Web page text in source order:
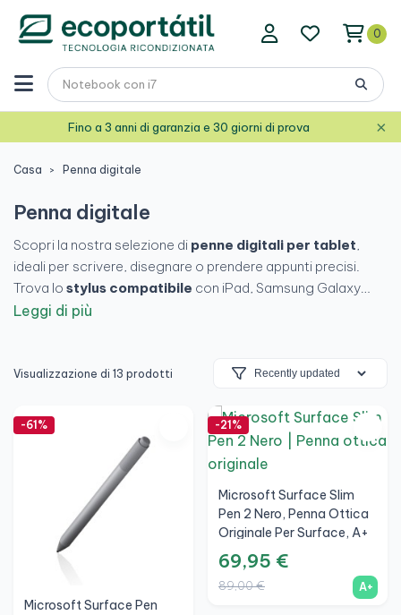
0
Fino a 3 anni di garanzia e 30 giorni di prova ×
Casa Penna digitale
Penna digitale
Scopri la nostra selezione di penne digitali per tablet,
ideali per scrivere, disegnare o prendere appunti precisi.
Trova lo stylus compatibile con iPad, Samsung Galaxy
Tab, Microsoft Surface, Huawei e altre marche, dotato di
controllo e comforta ogni tratto, al miglior prezzo.
Leggi di più
Visualizzazione di 13 prodotti
-61%
Microsoft Surface Pen
-21%
Microsoft Surface Slim
Pen 2 Nero, Penna Ottica
Originale Per Surface, A+
69,95 €
89,00 € A+